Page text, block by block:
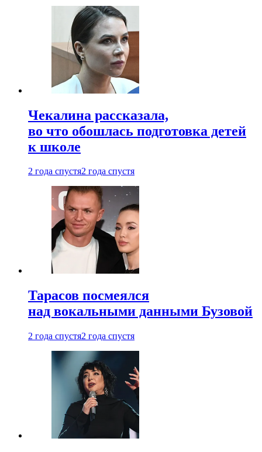
Чекалина рассказала,
во что обошлась подготовка детей
к школе
2 года спустя2 года спустя
Тарасов посмеялся
над вокальными данными Бузовой
2 года спустя2 года спустя